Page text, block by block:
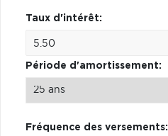
Taux d'intérêt:
Période d'amortissement:
Fréquence des versements: